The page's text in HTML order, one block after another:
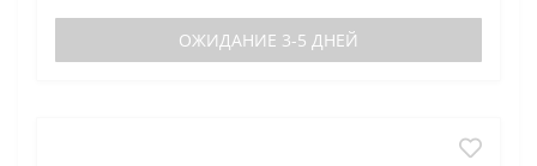
ОЖИДАНИЕ 3-5 ДНЕЙ